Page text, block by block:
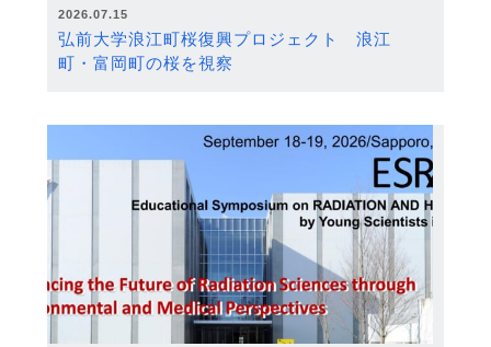
2026.07.15
弘前大学浪江町桜復興プロジェクト 浪江
町・富岡町の桜を視察